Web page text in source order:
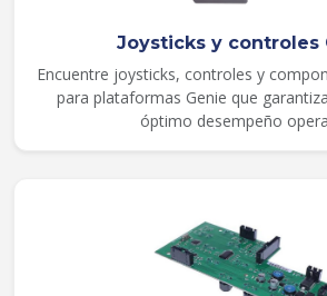
Joysticks y controles
Encuentre joysticks, controles y
para plataformas Genie que
óptimo desempeño